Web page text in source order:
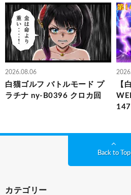
2026.08.06
白猫ゴルフ バトルモード プ
ラチナ ny-B0396 クロカ回
【
Back to Top
カテゴリー